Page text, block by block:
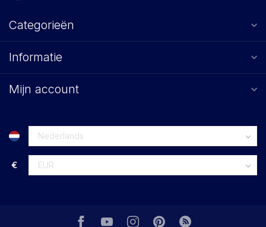
Categorieën
Informatie
Mijn account
€